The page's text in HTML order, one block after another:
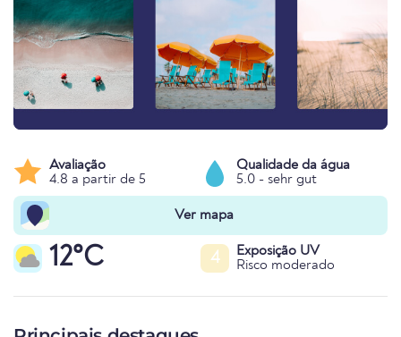
Avaliação
4.8 a partir de 5
Qualidade da água
5.0 - sehr gut
Ver mapa
12°C 4
Exposição UV
Risco moderado